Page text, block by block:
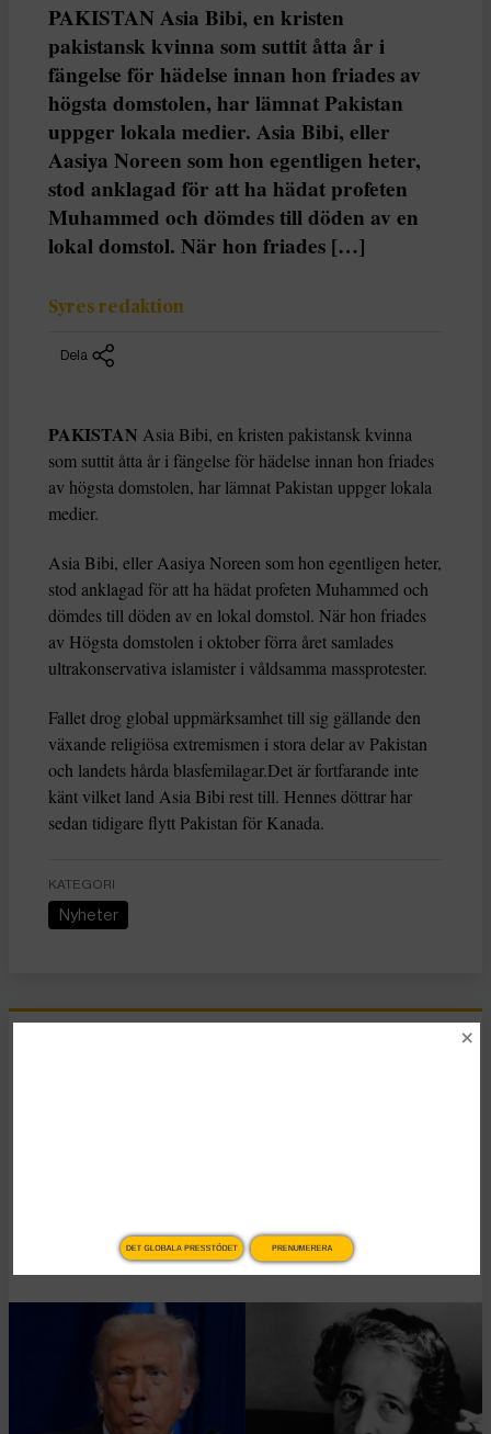
PAKISTAN Asia Bibi, en kristen
pakistansk kvinna som suttit åtta år i
fängelse för hädelse innan hon friades av
högsta domstolen, har lämnat Pakistan
uppger lokala medier. Asia Bibi, eller
Aasiya Noreen som hon egentligen heter,
stod anklagad för att ha hädat profeten
Muhammed och dömdes till döden av en
lokal domstol. När hon friades […]
Syres redaktion
Dela
PAKISTAN Asia Bibi, en kristen pakistansk kvinna
som suttit åtta år i fängelse för hädelse innan hon friades
av högsta domstolen, har lämnat Pakistan uppger lokala
medier.
Asia Bibi, eller Aasiya Noreen som hon egentligen heter,
stod anklagad för att ha hädat profeten Muhammed och
dömdes till döden av en lokal domstol. När hon friades
av Högsta domstolen i oktober förra året samlades
ultrakonservativa islamister i våldsamma massprotester.
Fallet drog global uppmärksamhet till sig gällande den
växande religiösa extremismen i stora delar av Pakistan
och landets hårda blasfemilagar.Det är fortfarande inte
känt vilket land Asia Bibi rest till. Hennes döttrar har
sedan tidigare flytt Pakistan för Kanada.
KATEGORI
Nyheter
Publicerad 2 januari, 2026
DET GLOBALA PRESSTÖDET PRENUMERERA